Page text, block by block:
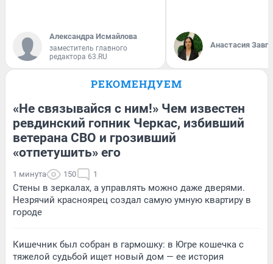
Александра Исмайлова
заместитель главного
редактора 63.RU
Анастасия
РЕКОМЕНДУЕМ
«Не связывайся с ним!» Чем известен
ревдинский гопник Черкас, избивший
ветерана СВО и грозивший
«отпетушить» его
1 минута 150 1
Стены в зеркалах, а управлять можно даже дверями.
Незрячий красноярец создал самую умную квартиру в
городе
Кишечник был собран в гармошку: в Югре кошечка с
тяжелой судьбой ищет новый дом — ее история